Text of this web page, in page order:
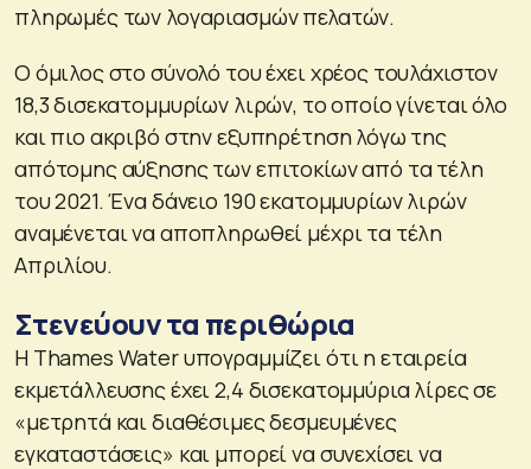
πληρωμές των λογαριασμών πελατών.
Ο όμιλος στο σύνολό του έχει χρέος τουλάχιστον
18,3 δισεκατομμυρίων λιρών, το οποίο γίνεται όλο
και πιο ακριβό στην εξυπηρέτηση λόγω της
απότομης αύξησης των επιτοκίων από τα τέλη
του 2021. Ένα δάνειο 190 εκατομμυρίων λιρών
αναμένεται να αποπληρωθεί μέχρι τα τέλη
Απριλίου.
Στενεύουν τα περιθώρια
Η Thames Water υπογραμμίζει ότι η εταιρεία
εκμετάλλευσης έχει 2,4 δισεκατομμύρια λίρες σε
«μετρητά και διαθέσιμες δεσμευμένες
εγκαταστάσεις» και μπορεί να συνεχίσει να